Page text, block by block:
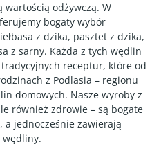
wartością odżywczą. W
bogaty wybór
z dzika, pasztet z dzika,
z sarny. Każda z tych wędlin
receptur, które od
z Podlasia – regionu
domowych. Nasze wyroby z
również zdrowie – są bogate
a jednocześnie zawierają
wędliny.